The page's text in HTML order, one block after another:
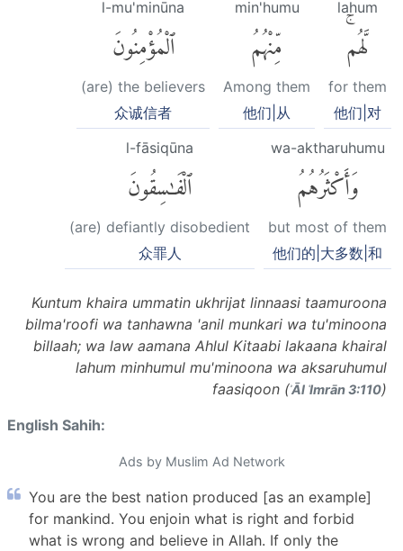
lahum
لَّهُمۚ
for them
他们|对
min'humu
مِّنْهُمُ
Among them
他们|从
l-mu'minūna
ٱلْمُؤْمِنُونَ
(are) the believers
众诚信者
wa-aktharuhumu
وَأَكْثَرُهُمُ
but most of them
他们的|大多数|和
l-fāsiqūna
ٱلْفَٰسِقُونَ
(are) defiantly disobedient
众罪人
Kuntum khaira ummatin ukhrijat linnaasi taamuroona
bilma'roofi wa tanhawna 'anil munkari wa tu'minoona
billaah; wa law aamana Ahlul Kitaabi lakaana khairal
lahum minhumul mu'minoona wa aksaruhumul
faasiqoon (ʾĀl ʿImrān 3:110)
English Sahih:
Ads by Muslim Ad Network
You are the best nation produced [as an example]
for mankind. You enjoin what is right and forbid
what is wrong and believe in Allah. If only the